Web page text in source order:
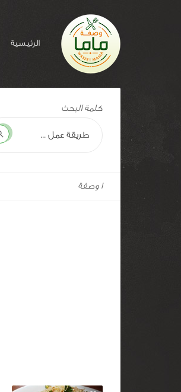
الرئيسية
للوصفة:
كلمة البحث
1 وصفة